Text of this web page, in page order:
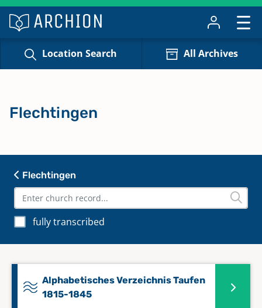
Location Search All Archives
Flechtingen
fully transcribed
Alphabetisches Verzeichnis Taufen
1815-1845
Flechtingen